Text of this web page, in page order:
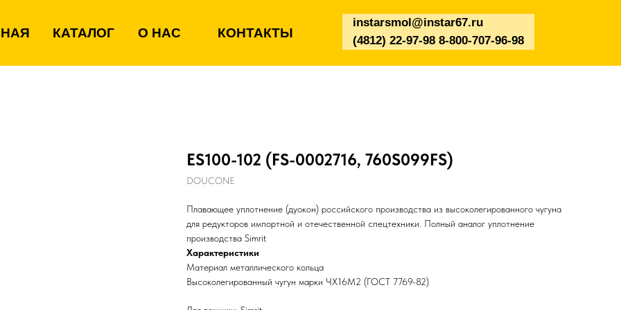
КАТАЛОГ О НАС КОНТАКТЫ
(4812) 22-97-98 8-800-707-96-98
instarsmol@instar67.ru
ES100-102 (FS-0002716, 760S099FS)
DOUCONE
Плавающее уплотнение (дуокон) российского производства из высоколегированного чугуна
для редукторов импортной и отечественной спецтехники. Полный аналог уплотнение
производства Simrit
Характеристики
Материал металлического кольца
Высоколегированный чугун марки ЧХ16М2 (ГОСТ 7769-82)